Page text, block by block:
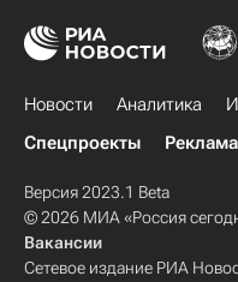
Новости Аналитика
Спецпроекты
Реклама
Версия 2023.1 Beta
© 2026 МИА «Россия
Вакансии
Сетевое издание РИА